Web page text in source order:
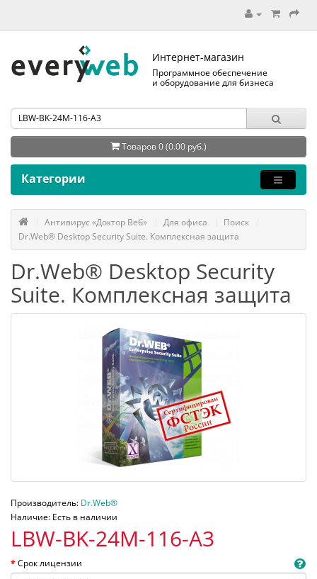
Интернет-магазин
Программное обеспечение
и оборудование для бизнеса
Товаров 0 (0.00 руб.)
Категории
Антивирус «Доктор Веб» Для офиса
Поиск
Dr.Web® Desktop Security Suite. Комплексная защита
Dr.Web® Desktop Security
Suite. Комплексная защита
Производитель: Dr.Web®
Наличие: Есть в наличии
LBW-BK-24M-116-A3
Срок лицензии